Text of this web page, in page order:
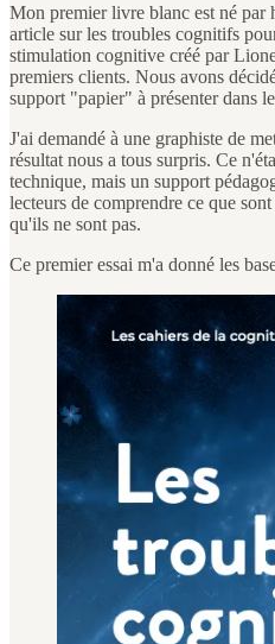
Mon premier livre blanc est né par
article sur les troubles cognitifs
stimulation cognitive créé par
premiers clients. Nous avons
support "papier" à présenter dans
J'ai demandé à une graphiste de
résultat nous a tous surpris. Ce
technique, mais un support
lecteurs de comprendre ce que
qu'ils ne sont pas.
Ce premier essai m'a donné les